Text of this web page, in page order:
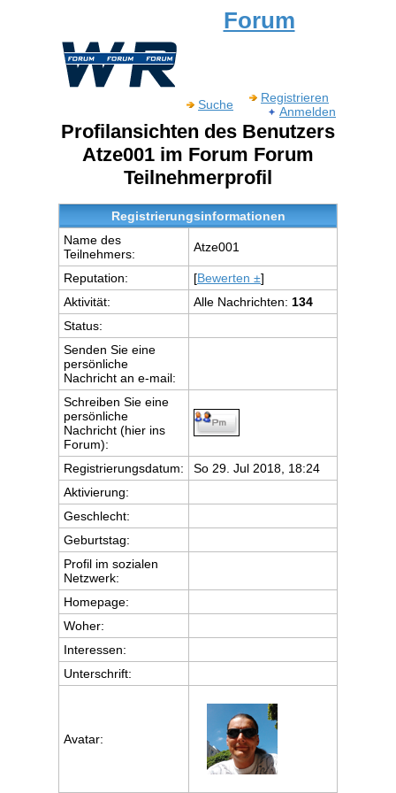
Forum
Suche
Registrieren
Anmelden
Profilansichten des Benutzers
Atze001 im Forum Forum
Teilnehmerprofil
Registrierungsinformationen
Name des
Teilnehmers:
Atze001
Reputation: [Bewerten ±]
Aktivität:
Alle Nachrichten: 134
Status:
Senden Sie eine
persönliche
Nachricht an e-mail:
Schreiben Sie eine
persönliche
Nachricht (hier ins
Forum):
Registrierungsdatum:
So 29. Jul 2018, 18:24
Aktivierung:
Geschlecht:
Geburtstag:
Profil im sozialen
Netzwerk:
Homepage:
Woher:
Interessen:
Unterschrift:
Avatar: